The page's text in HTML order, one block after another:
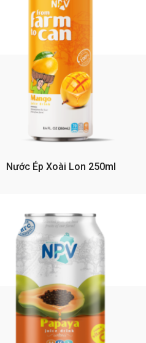
Nước Ép Xoài Lon 250ml